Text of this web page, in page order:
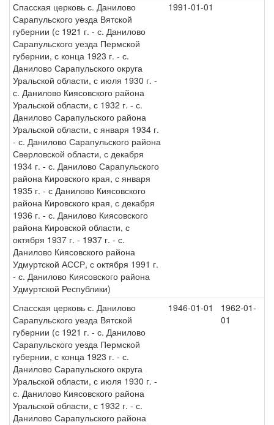
Спасская церковь с. Данилово
Сарапульского уезда Вятской
губернии (с 1921 г. - с. Данилово
Сарапульского уезда Пермской
губернии, с конца 1923 г. - с.
Данилово Сарапульского округа
Уральской области, с июля 1930 г. -
с. Данилово Киясовского района
Уральской области, с 1932 г. - с.
Данилово Сарапульского района
Уральской области, с января 1934 г.
- с. Данилово Сарапульского района
Сверловской области, с декабря
1934 г. - с. Данилово Сарапульского
района Кировского края, с января
1935 г. - с Данилово Киясовского
района Кировского края, с декабря
1936 г. - с. Данилово Киясовского
района Кировской области, с
октября 1937 г. - 1937 г. - с.
Данилово Киясовского района
Удмуртской АССР, с октября 1991 г.
- с. Данилово Киясовского района
Удмуртской Республики)
1991-01-01
Спасская церковь с. Данилово
Сарапульского уезда Вятской
губернии (с 1921 г. - с. Данилово
Сарапульского уезда Пермской
губернии, с конца 1923 г. - с.
Данилово Сарапульского округа
Уральской области, с июля 1930 г. -
с. Данилово Киясовского района
Уральской области, с 1932 г. - с.
Данилово Сарапульского района
1946-01-01
1962-01-
01